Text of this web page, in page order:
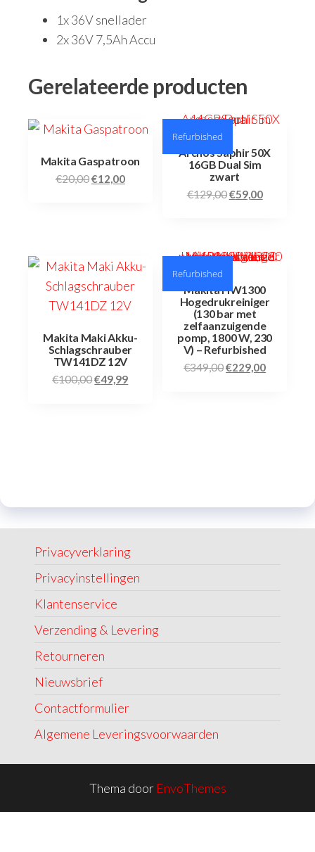
1x 36V snellader
2x 36V 7,5Ah Accu
Gerelateerde producten
Makita Gaspatroon
€20,00€12,00
Refurbished
Archos Saphir 50X
16GB Dual Sim
zwart
€129,00€59,00
Makita Maki Akku-
Schlagschrauber
TW141DZ 12V
€100,00€49,99
Refurbished
Makita HW1300
Hogedrukreiniger
(130 bar met
zelfaanzuigende
pomp, 1800 W, 230
V) – Refurbished
€349,00€229,00
Privacyverklaring
Privacyinstellingen
Klantenservice
Verzending & Levering
Retourneren
Nieuwsbrief
Contactformulier
Algemene Leveringsvoorwaarden
Thema door EnvoThemes